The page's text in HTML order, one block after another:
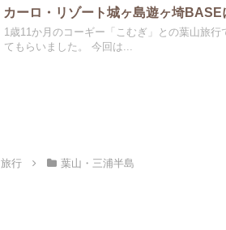
カーロ・リゾート城ヶ島遊ヶ埼BASE
1歳11か月のコーギー「こむぎ」との葉山旅
てもらいました。 今回は...
旅行 葉山・三浦半島